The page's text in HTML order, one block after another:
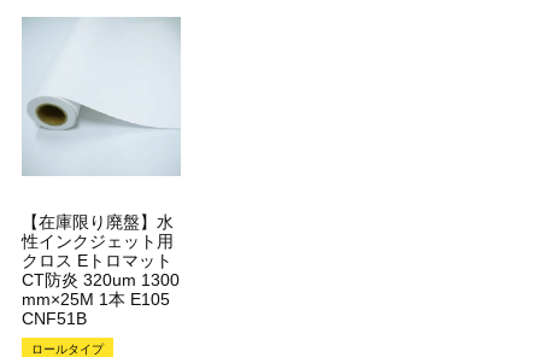
【在庫限り廃盤】水
性インクジェット用
クロス Eトロマット
CT防炎 320um 1300
mm×25M 1本 E105
CNF51B
ロールタイプ